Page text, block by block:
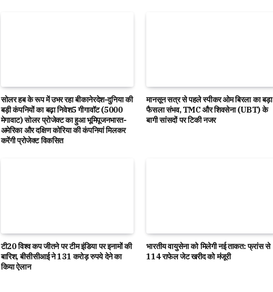
सोलर हब के रूप में उभर रहा बीकानेरदेश-दुनिया की
बड़ी कंपनियों का बढ़ा निवेश5 गीगावॉट (5000
मेगावाट) सोलर प्रोजेक्ट का हुआ भूमिपूजनभारत-
अमेरिका और दक्षिण कोरिया की कंपनियां मिलकर
करेंगी प्रोजेक्ट विकसित
मानसून सत्र से पहले स्पीकर ओम बिरला का बड़ा
फैसला संभव, TMC और शिवसेना (UBT) के
बागी सांसदों पर टिकी नजर
टी20 विश्व कप जीतने पर टीम इंडिया पर इनामों की
बारिश, बीसीसीआई ने 131 करोड़ रुपये देने का
किया ऐलान
भारतीय वायुसेना को मिलेगी नई ताकत: फ्रांस से
114 राफेल जेट खरीद को मंजूरी